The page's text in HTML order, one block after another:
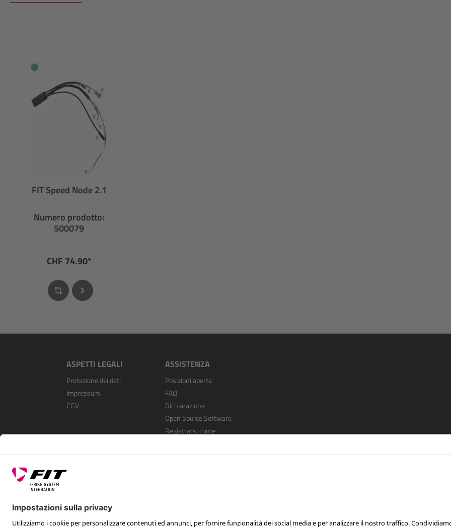
FIT Speed Node 2.1
Numero prodotto:
500079
CHF 74.90*
ASPETTI LEGALI
Protezione dei dati
Impressum
CGV
ASSISTENZA
Posizioni aperte
FAQ
Dichiarazione
Open Source Software
Registrarsi come
SEGUICI SU